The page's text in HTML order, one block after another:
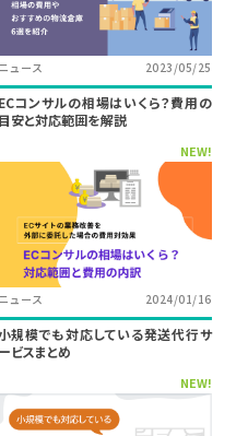
ニュース 2023/05/25
ECコンサルの相場はいくら？費用の
目安と対応範囲を解説
NEW!
ニュース 2024/01/16
規模でも対応している発送代行サ
ビスまとめ
NEW!